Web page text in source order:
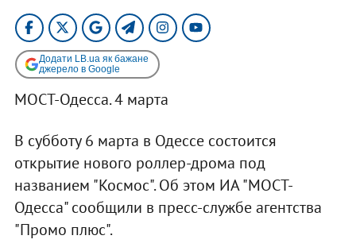
Додати LB.ua як бажане
джерело в Google
МОСТ-Одесса. 4 марта
В субботу 6 марта в Одессе состоится
открытие нового роллер-дрома под
названием "Космос". Об этом ИА "МОСТ-
Одесса" сообщили в пресс-службе агентства
"Промо плюс".